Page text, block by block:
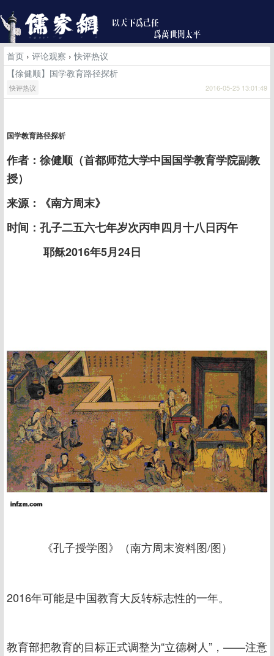
首页 › 评论观察 ›快评热议
【徐健顺】国学教育路径探析
快评热议 2016-05-25 13:01:49
国学教育路径探析
作者：徐健顺（首都师范大学中国国学教育学院副教
授）
来源：《南方周末》
时间：孔子二五六七年岁次丙申四月十八日丙午
耶稣2016年5月24日
《孔子授学图》（南方周末资料图/图）
2016年可能是中国教育大反转标志性的一年。
教育部把教育的目标正式调整为“立德树人”，——注意